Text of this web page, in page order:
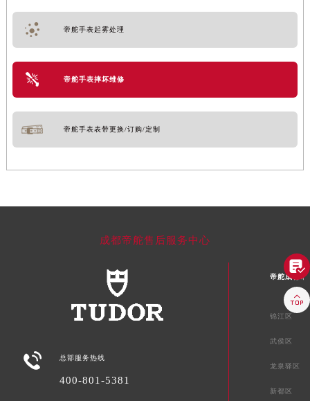
帝舵手表起雾处理
帝舵手表摔坏维修
帝舵手表表带更换/订购/定制
成都帝舵售后服务中心
 总部服务热线
400-801-5381
帝舵成都市
锦江区
武侯区
龙泉驿区
新都区

